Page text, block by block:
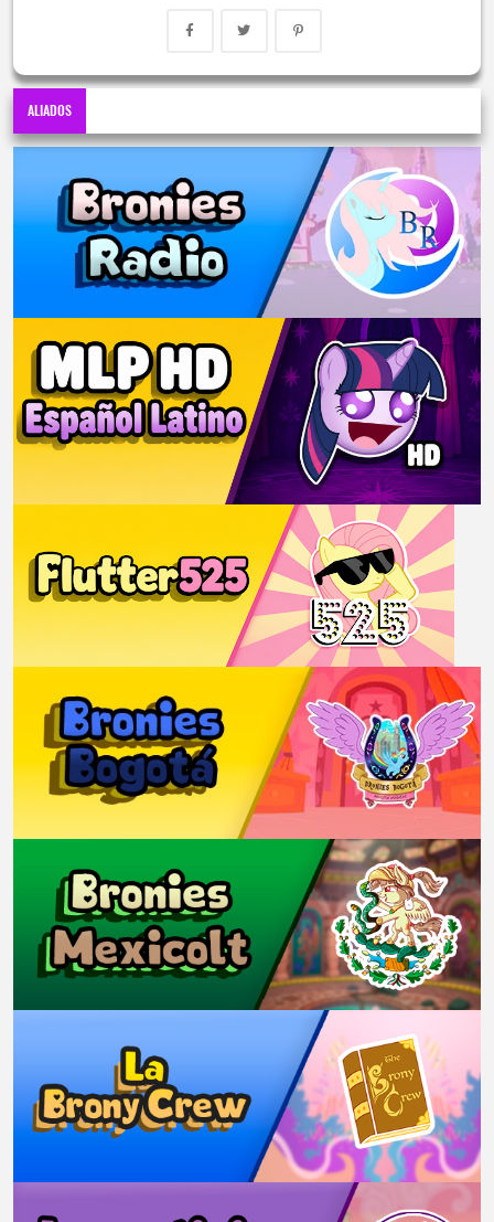
ALIADOS